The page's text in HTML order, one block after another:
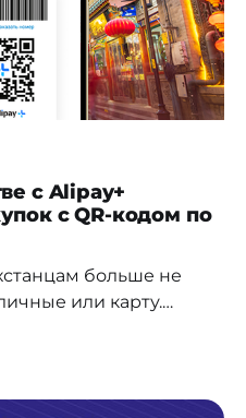
с Alipay+
c QR-кодом по
больше не
или карту.
покупки в китайских
Китаю можно